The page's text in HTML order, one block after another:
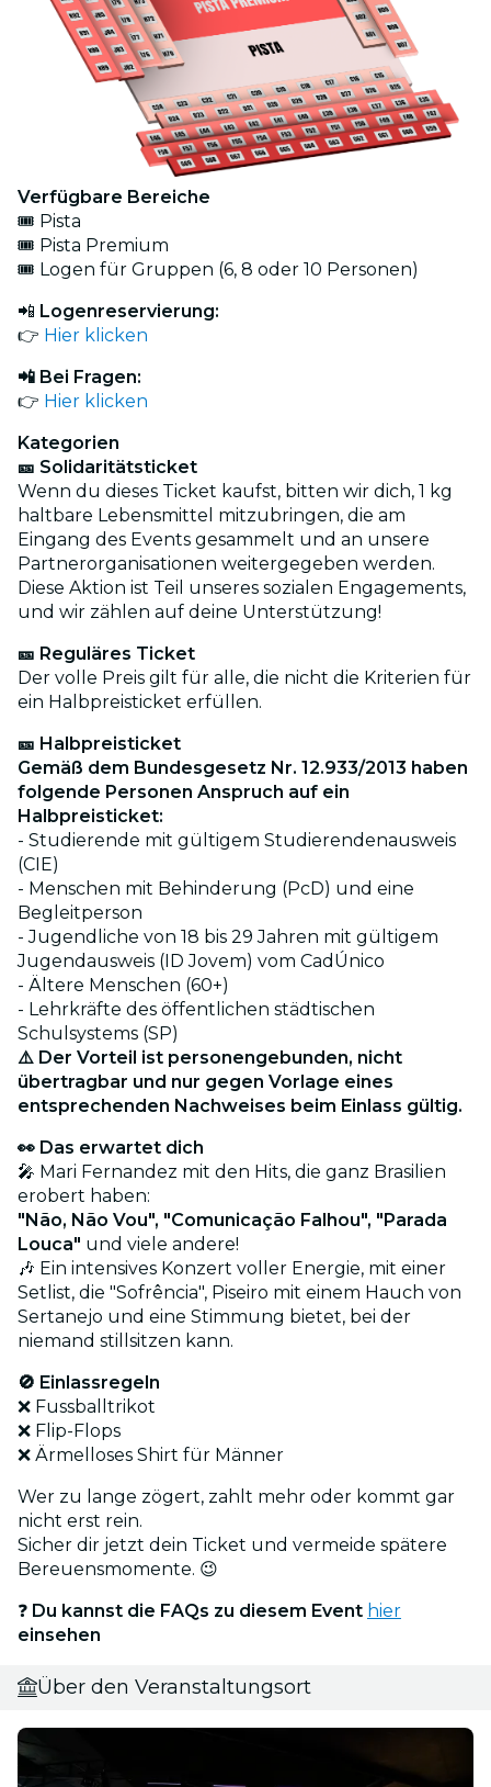
Verfügbare Bereiche
🎟️ Pista
🎟️ Pista Premium
🎟️ Logen für Gruppen (6, 8 oder 10 Personen)
📲 Logenreservierung:
👉 Hier klicken
📲 Bei Fragen:
👉 Hier klicken
Kategorien
🎫 Solidaritätsticket
Wenn du dieses Ticket kaufst, bitten wir dich, 1 kg
haltbare Lebensmittel mitzubringen, die am
Eingang des Events gesammelt und an unsere
Partnerorganisationen weitergegeben werden.
Diese Aktion ist Teil unseres sozialen Engagements,
und wir zählen auf deine Unterstützung!
🎫 Reguläres Ticket
Der volle Preis gilt für alle, die nicht die Kriterien für
ein Halbpreisticket erfüllen.
🎫 Halbpreisticket
Gemäß dem Bundesgesetz Nr. 12.933/2013 haben
folgende Personen Anspruch auf ein
Halbpreisticket:
- Studierende mit gültigem Studierendenausweis
(CIE)
- Menschen mit Behinderung (PcD) und eine
Begleitperson
- Jugendliche von 18 bis 29 Jahren mit gültigem
Jugendausweis (ID Jovem) vom CadÚnico
- Ältere Menschen (60+)
- Lehrkräfte des öffentlichen städtischen
Schulsystems (SP)
⚠️ Der Vorteil ist personengebunden, nicht
übertragbar und nur gegen Vorlage eines
entsprechenden Nachweises beim Einlass gültig.
👀 Das erwartet dich
🎤 Mari Fernandez mit den Hits, die ganz Brasilien
erobert haben:
"Não, Não Vou", "Comunicação Falhou", "Parada
Louca" und viele andere!
🎶 Ein intensives Konzert voller Energie, mit einer
Setlist, die "Sofrência", Piseiro mit einem Hauch von
Sertanejo und eine Stimmung bietet, bei der
niemand stillsitzen kann.
🚫 Einlassregeln
❌ Fussballtrikot
❌ Flip-Flops
❌ Ärmelloses Shirt für Männer
Wer zu lange zögert, zahlt mehr oder kommt gar
nicht erst rein.
Sicher dir jetzt dein Ticket und vermeide spätere
Bereuensmomente. 😉
❓ Du kannst die FAQs zu diesem Event hier
einsehen
Über den Veranstaltungsort